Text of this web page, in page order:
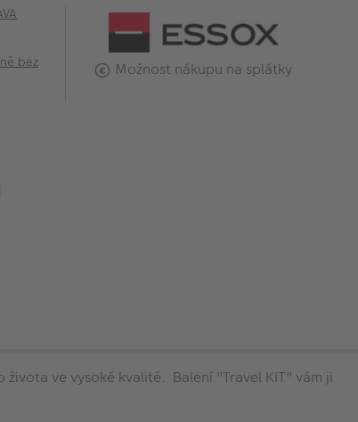
bez
Možnost nákupu na splátky
ve vysoké kvalitě. Balení "Travel KIT" vám ji